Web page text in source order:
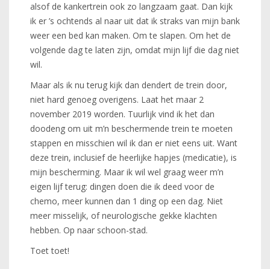
alsof de kankertrein ook zo langzaam gaat. Dan kijk
ik er ’s ochtends al naar uit dat ik straks van mijn bank
weer een bed kan maken. Om te slapen. Om het de
volgende dag te laten zijn, omdat mijn lijf die dag niet
wil.
Maar als ik nu terug kijk dan dendert de trein door,
niet hard genoeg overigens. Laat het maar 2
november 2019 worden. Tuurlijk vind ik het dan
doodeng om uit m’n beschermende trein te moeten
stappen en misschien wil ik dan er niet eens uit. Want
deze trein, inclusief de heerlijke hapjes (medicatie), is
mijn bescherming. Maar ik wil wel graag weer m’n
eigen lijf terug: dingen doen die ik deed voor de
chemo, meer kunnen dan 1 ding op een dag. Niet
meer misselijk, of neurologische gekke klachten
hebben. Op naar schoon-stad.
Toet toet!